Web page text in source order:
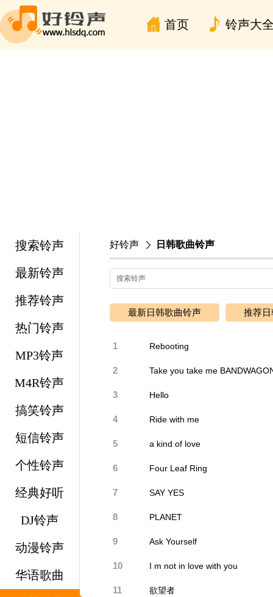
首页 铃声大
搜索铃声
最新铃声
推荐铃声
热门铃声
MP3铃声
M4R铃声
搞笑铃声
短信铃声
个性铃声
经典好听
DJ铃声
动漫铃声
华语歌曲
好铃声 日韩歌曲铃声
最新日韩歌曲铃声 推荐
1 Rebooting
2 Take you take me
3 Hello
4 Ride with me
5 a kind of love
6 Four Leaf Ring
7 SAY YES
8 PLANET
9 Ask Yourself
10 I m not in love with you
11 欲望者